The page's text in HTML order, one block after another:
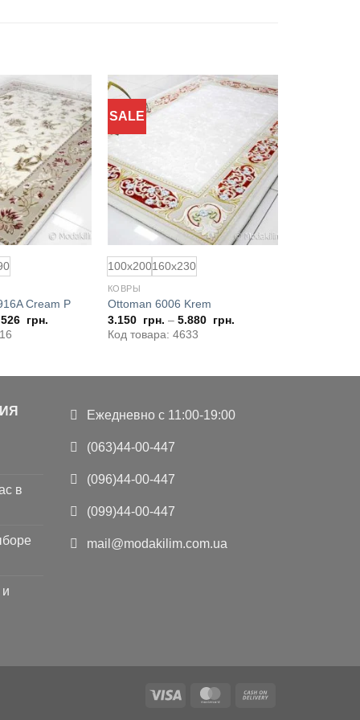
Добавить
в
избранное
Cream P
грн.
SALE
избранное
100x200160x230
КОВРЫ
Ottoman 6006 Krem
3.150 грн. – 5.880 грн.
Код товара: 4633
в
и
Ежедневно с 11:00-19:00
(063)44-00-447
(096)44-00-447
(099)44-00-447
mail@modakilim.com.ua